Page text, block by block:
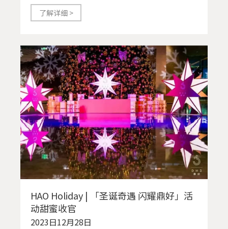
了解详细 >
HAO Holiday | 「圣诞奇遇 闪耀鼎好」活
动甜蜜收官
2023日12月28日